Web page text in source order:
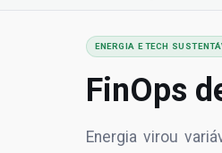
ENERGIA E TECH
FinOps
Energia virou